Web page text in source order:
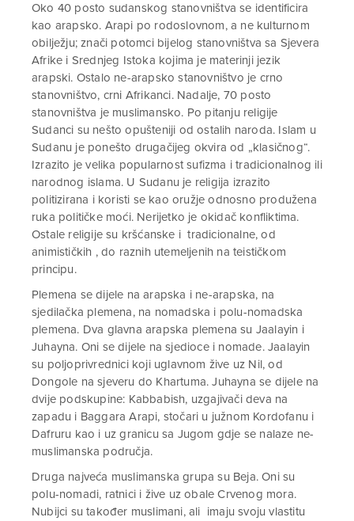
Oko 40 posto sudanskog stanovništva se identificira
kao arapsko. Arapi po rodoslovnom, a ne kulturnom
obilježju; znači potomci bijelog stanovništva sa Sjevera
Afrike i Srednjeg Istoka kojima je materinji jezik
arapski. Ostalo ne-arapsko stanovništvo je crno
stanovništvo, crni Afrikanci. Nadalje, 70 posto
stanovništva je muslimansko. Po pitanju religije
Sudanci su nešto opušteniji od ostalih naroda. Islam u
Sudanu je ponešto drugačijeg okvira od „klasičnog“.
Izrazito je velika popularnost sufizma i tradicionalnog ili
narodnog islama. U Sudanu je religija izrazito
politizirana i koristi se kao oružje odnosno produžena
ruka političke moći. Nerijetko je okidač konfliktima.
Ostale religije su kršćanske i tradicionalne, od
animističkih , do raznih utemeljenih na teističkom
principu.
Plemena se dijele na arapska i ne-arapska, na
sjedilačka plemena, na nomadska i polu-nomadska
plemena. Dva glavna arapska plemena su Jaalayin i
Juhayna. Oni se dijele na sjedioce i nomade. Jaalayin
su poljoprivrednici koji uglavnom žive uz Nil, od
Dongole na sjeveru do Khartuma. Juhayna se dijele na
dvije podskupine: Kabbabish, uzgajivači deva na
zapadu i Baggara Arapi, stočari u južnom Kordofanu i
Dafruru kao i uz granicu sa Jugom gdje se nalaze ne-
muslimanska područja.
Druga najveća muslimanska grupa su Beja. Oni su
polu-nomadi, ratnici i žive uz obale Crvenog mora.
Nubijci su također muslimani, ali imaju svoju vlastitu